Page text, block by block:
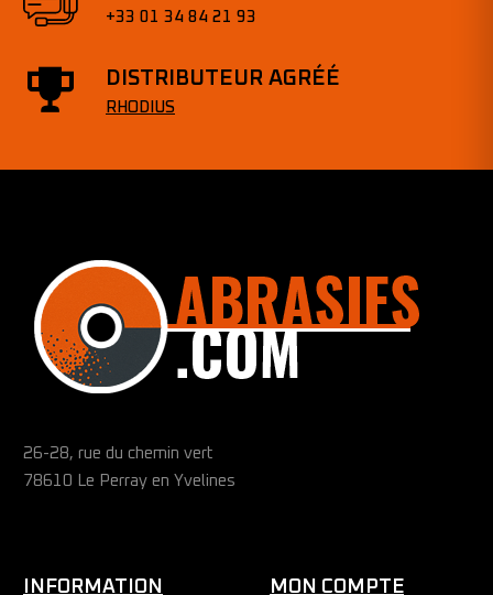
+33 01 34 84 21 93
DISTRIBUTEUR AGRÉÉ
RHODIUS
26-28, rue du chemin vert
78610 Le Perray en Yvelines
INFORMATION MON COMPTE